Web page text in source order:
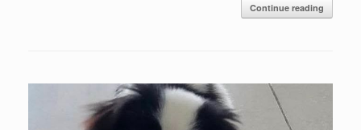
Continue reading